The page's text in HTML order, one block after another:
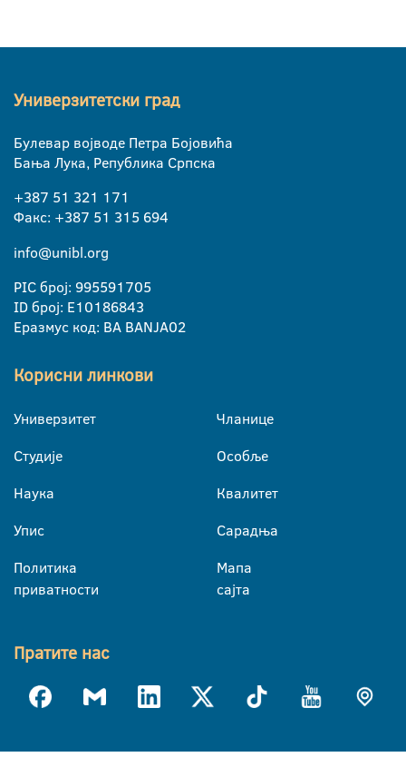
Универзитетски град
Булевар војводе Петра Бојовића
Бања Лука, Република Српска
+387 51 321 171
Факс: +387 51 315 694
info@unibl.org
PIC број: 995591705
ID број: E10186843
Еразмус код: BA BANJA02
Корисни линкови
Универзитет
Студије
Наука
Упис
Политика
приватности
Чланице
Особље
Квалитет
Сарадња
Мапа
сајта
Пратите нас